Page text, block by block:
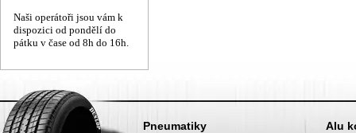
Naši operátoři jsou vám k
dispozici od pondělí do
pátku v čase od 8h do 16h.
Pneumatiky Alu